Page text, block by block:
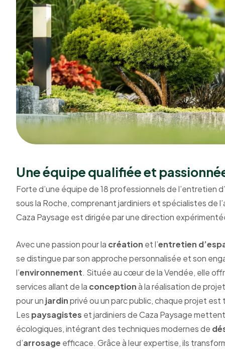
Une équipe qualifiée et
Forte d’une équipe de 18 professionnels de l’entretien
sous la Roche, comprenant jardiniers et spécialistes de
Caza Paysage est dirigée par une direction
Avec une passion pour la création et l’entretien
se distingue par son approche personnalisée et son
l’environnement. Située au cœur de la Vendée, elle
services allant de la conceptionà la réalisation de
pour un jardinprivé ou un parc public, chaque projet
Les paysagistes et jardiniers de Caza Paysage
écologiques, intégrant des techniques modernes de
d’arrosage efficace. Grâce à leur expertise, ils